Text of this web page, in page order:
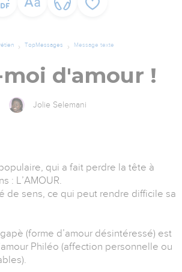
TopMessages Message texte
moi d'amour !
Jolie Selemani
qui a fait perdre la tête à
: L’AMOUR.
de sens, ce qui peut rendre difficile sa
(forme d’amour désintéressé) est
Philéo (affection personnelle ou